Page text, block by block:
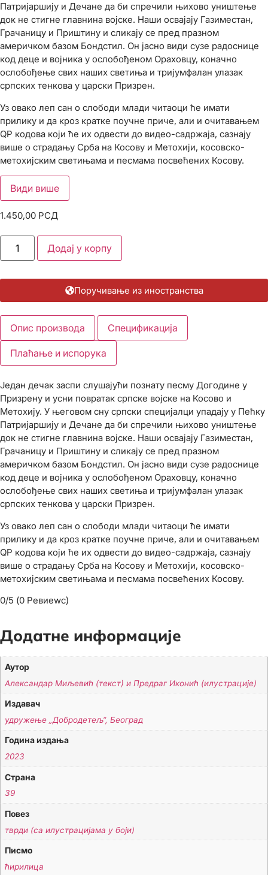
Патријаршију и Дечане да би спречили њихово уништење
док не стигне главнина војске. Наши освајају Газиместан,
Грачаницу и Приштину и сликају се пред празном
америчком базом Бондстил. Он јасно види сузе радоснице
код деце и војника у ослобођеном Ораховцу, коначно
ослобођење свих наших светиња и тријумфалан улазак
српских тенкова у царски Призрен.
Уз овако леп сан о слободи млади читаоци ће имати
прилику и да кроз кратке поучне приче, али и очитавањем
QР кодова који ће их одвести до видео-садржаја, сазнају
више о страдању Срба на Косову и Метохији, косовско-
метохијским светињама и песмама посвећених Косову.
Види више
1.450,00 РСД
Додај у корпу
Поручивање из иностранства
Опис производа Спецификација
Плаћање и испорука
Један дечак заспи слушајући познату песму Догодине у
Призрену и усни повратак српске војске на Косово и
Метохију. У његовом сну српски специјалци упадају у Пећку
Патријаршију и Дечане да би спречили њихово уништење
док не стигне главнина војске. Наши освајају Газиместан,
Грачаницу и Приштину и сликају се пред празном
америчком базом Бондстил. Он јасно види сузе радоснице
код деце и војника у ослобођеном Ораховцу, коначно
ослобођење свих наших светиња и тријумфалан улазак
српских тенкова у царски Призрен.
Уз овако леп сан о слободи млади читаоци ће имати
прилику и да кроз кратке поучне приче, али и очитавањем
QР кодова који ће их одвести до видео-садржаја, сазнају
више о страдању Срба на Косову и Метохији, косовско-
метохијским светињама и песмама посвећених Косову.
0/5 (0 Ревиеwс)
Додатне информације
Аутор
Александар Миљевић (текст) и Предраг Иконић (илустрације)
Издавач
удружење „Добродетељ“, Београд
Година издања
2023
Страна
39
Повез
тврди (са илустрацијама у боји)
Писмо
ћирилица